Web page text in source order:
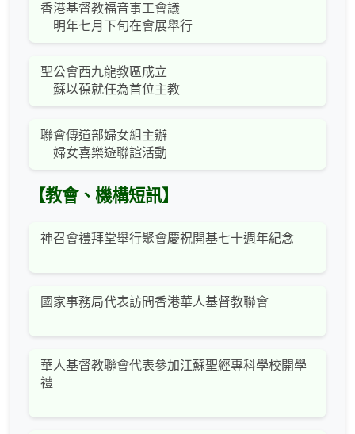
香港基督教福音事工會議
明年七月下旬在會展舉行
聖公會西九龍教區成立
蘇以葆就任為首位主教
聯會傳道部婦女組主辦
婦女喜樂遊聯諠活動
【教會、機構短訊】
神召會禮拜堂舉行聚會慶祝開基七十週年紀念
國家事務局代表訪問香港華人基督教聯會
華人基督教聯會代表參加江蘇聖經專科學校開學
禮